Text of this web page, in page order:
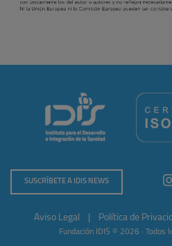
SUSCRÍBETE A IDIS NEWS
Aviso Legal Política de
Fundación IDIS © 2026 · Todos